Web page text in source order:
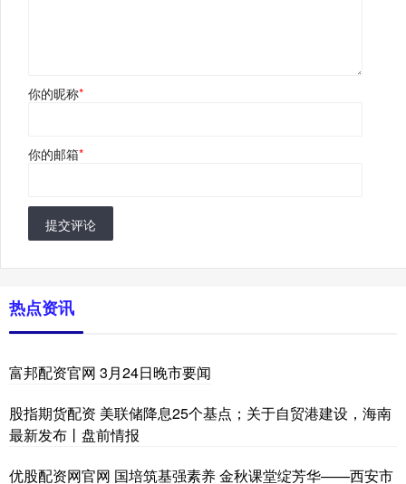
你的昵称*
你的邮箱*
提交评论
热点资讯
富邦配资官网 3月24日晚市要闻
股指期货配资 美联储降息25个基点；关于自贸港建设，海南
最新发布丨盘前情报
优股配资网官网 国培筑基强素养 金秋课堂绽芳华——西安市